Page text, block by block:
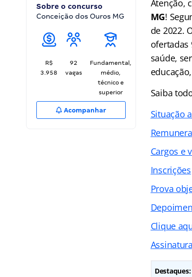
Sobre o concurso
Conceição dos Ouros MG
R$
3.958
92
vagas
Fundamental,
médio,
técnico e
superior
Acompanhar
Atenção,
MG!
de 2022.
ofertadas
saúde,
Saiba
Situação
Cargos e
Inscrições
Prova
Clique
Destaques: